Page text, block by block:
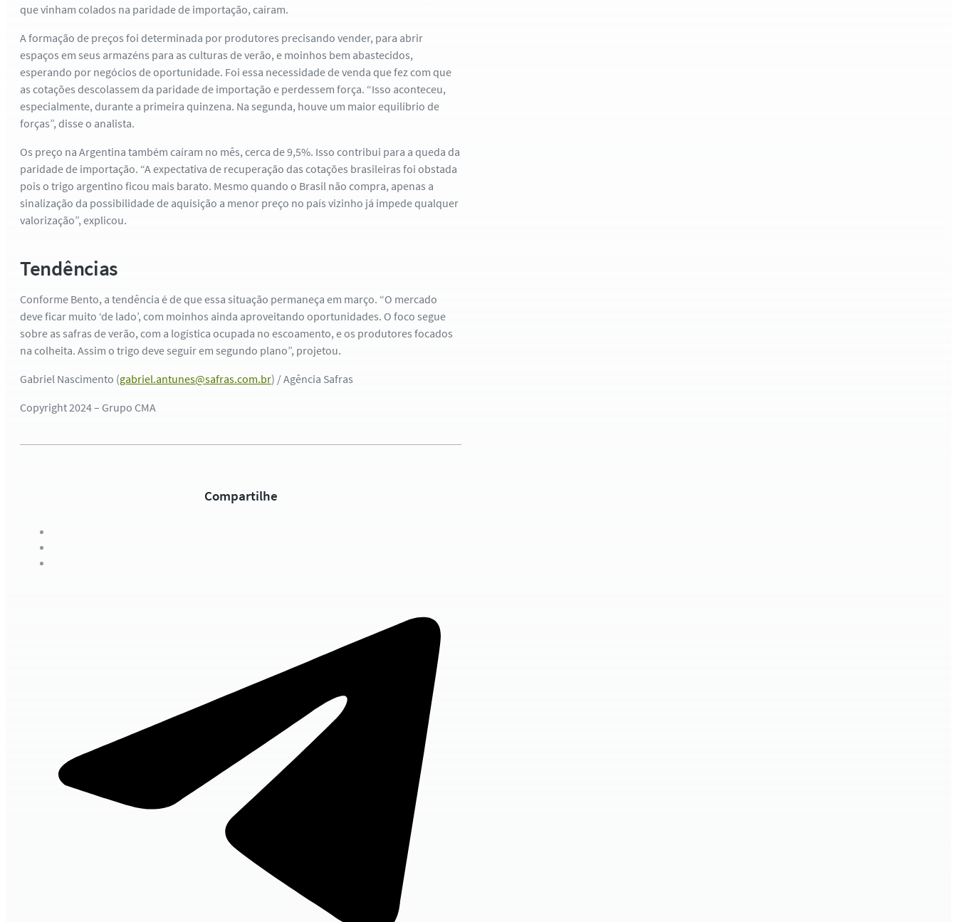
que vinham colados na paridade de importação, caíram.
A formação de preços foi determinada por produtores precisando vender, para abrir
espaços em seus armazéns para as culturas de verão, e moinhos bem abastecidos,
esperando por negócios de oportunidade. Foi essa necessidade de venda que fez com que
as cotações descolassem da paridade de importação e perdessem força. “Isso aconteceu,
especialmente, durante a primeira quinzena. Na segunda, houve um maior equilíbrio de
forças”, disse o analista.
Os preço na Argentina também caíram no mês, cerca de 9,5%. Isso contribui para a queda da
paridade de importação. “A expectativa de recuperação das cotações brasileiras foi obstada
pois o trigo argentino ficou mais barato. Mesmo quando o Brasil não compra, apenas a
sinalização da possibilidade de aquisição a menor preço no país vizinho já impede qualquer
valorização”, explicou.
Tendências
Conforme Bento, a tendência é de que essa situação permaneça em março. “O mercado
deve ficar muito ‘de lado’, com moinhos ainda aproveitando oportunidades. O foco segue
sobre as safras de verão, com a logística ocupada no escoamento, e os produtores focados
na colheita. Assim o trigo deve seguir em segundo plano”, projetou.
Gabriel Nascimento (gabriel.antunes@safras.com.br) / Agência Safras
Copyright 2024 – Grupo CMA
Compartilhe